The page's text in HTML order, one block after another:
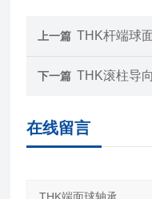
上一篇 THK杆端球
下一篇 THK滚柱导
在线留言